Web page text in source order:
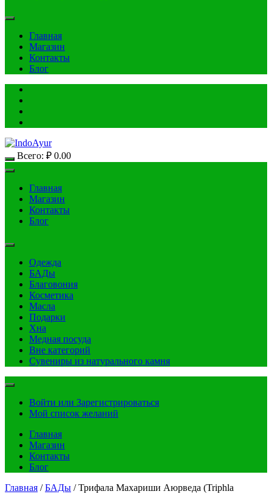
Главная
Магазин
Контакты
Блог
Всего: ₽ 0.00
Главная
Магазин
Контакты
Блог
Одежда
БАДы
Благовония
Косметика
Масла
Подарки
Хна
Медная посуда
Вне категорий
Сувениры из натурального камня
Войти или Зарегистрироваться
Мой список желаний
Главная
Магазин
Контакты
Блог
Главная /БАДы / Трифала Махариши Аюрведа (Triphla